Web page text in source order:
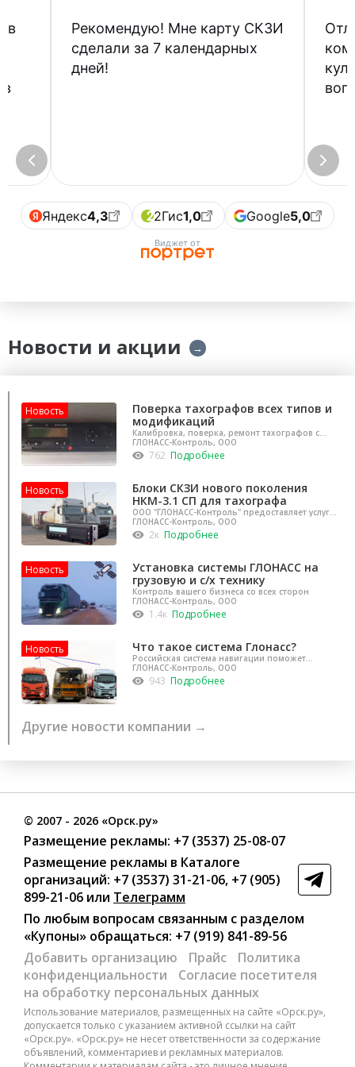
в
Рекомендую! Мне карту СКЗИ
сделали за 7 календарных
дней!
Яндекс4,3 2Гис1,0 Google5,0
Виджет от
Новости и акции →
Новость
Поверка тахографов всех типов и
модификаций
Калибровка, поверка, ремонт тахографов с
СКЗИ по РФ и ЕСТР
ГЛОНАСС-Контроль, ООО
762 Подробнее
Новость
Блоки СКЗИ нового поколения
НКМ-3.1 СП для тахографа
ООО "ГЛОНАСС-Контроль" предоставляет услуги
по установке и продаже тахографов
ГЛОНАСС-Контроль, ООО
2к Подробнее
Новость
Установка системы ГЛОНАСС на
грузовую и с/х технику
Контроль вашего бизнеса со всех сторон
ГЛОНАСС-Контроль, ООО
1.4к Подробнее
Новость Что такое система Глонасс?
Российская система навигации поможет
определить местоположения любого объекта
ГЛОНАСС-Контроль, ООО
943 Подробнее
Другие новости компании →
© 2007 - 2026 «Орск.ру»
Размещение рекламы: +7 (3537) 25-08-07
Размещение рекламы в Каталоге
организаций: +7 (3537) 31-21-06, +7 (905)
899-21-06 или Телеграмм
По любым вопросам связанным с разделом
«Купоны» обращаться: +7 (919) 841-89-56
Добавить организацию
Прайс
Политика
конфиденциальности
Согласие посетителя
на обработку персональных данных
Использование материалов, размещенных на сайте «Орск.ру»,
допускается только с указанием активной ссылки на сайт
«Орск.ру». «Орск.ру» не несет ответственности за содержание
объявлений, комментариев и рекламных материалов.